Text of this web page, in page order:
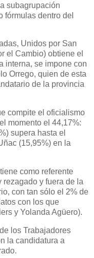
subagrupación
fórmulas dentro del
Unidos por San
el Cambio) obtiene el
interna, se impone con
Orrego, quien de esta
de la provincia
compite el oficialismo
momento el 44,17%:
supera hasta el
(15,95%) en la
como referente
y fuera de la
con tan sólo el 2% de
con los que
y Yolanda Agüero).
los Trabajadores
la candidatura a